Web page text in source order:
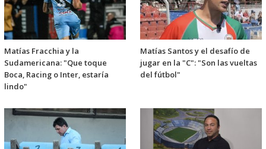
Matías Fracchia y la
Sudamericana: "Que toque
Boca, Racing o Inter, estaría
lindo"
Matías Santos y el desafío de
jugar en la "C": "Son las vueltas
del fútbol"